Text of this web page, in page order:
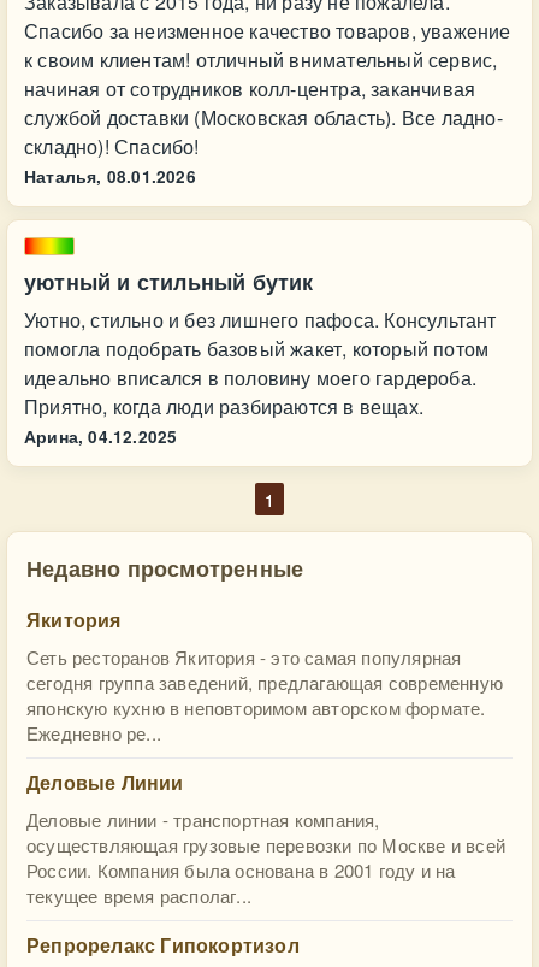
Спасибо за неизменное качество товаров, уважение
к своим клиентам! отличный внимательный сервис,
начиная от сотрудников колл-центра, заканчивая
службой доставки (Московская область). Все ладно-
складно)! Спасибо!
Наталья, 08.01.2026
уютный и стильный бутик
Уютно, стильно и без лишнего пафоса. Консультант
помогла подобрать базовый жакет, который потом
идеально вписался в половину моего гардероба.
Приятно, когда люди разбираются в вещах.
Арина, 04.12.2025
1
Недавно просмотренные
Якитория
Сеть ресторанов Якитория - это самая популярная
сегодня группа заведений, предлагающая современную
японскую кухню в неповторимом авторском формате.
Ежедневно ре...
Деловые Линии
Деловые линии - транспортная компания,
осуществляющая грузовые перевозки по Москве и всей
России. Компания была основана в 2001 году и на
текущее время располаг...
Репрорелакс Гипокортизол